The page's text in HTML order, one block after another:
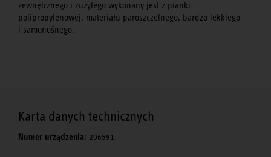
zewnętrznego i zużytego wykonany jest z pianki
polipropylenowej, materiału paroszczelnego, bardzo lekkiego
i samonośnego.
Karta danych technicznych
Numer urządzenia: 206591